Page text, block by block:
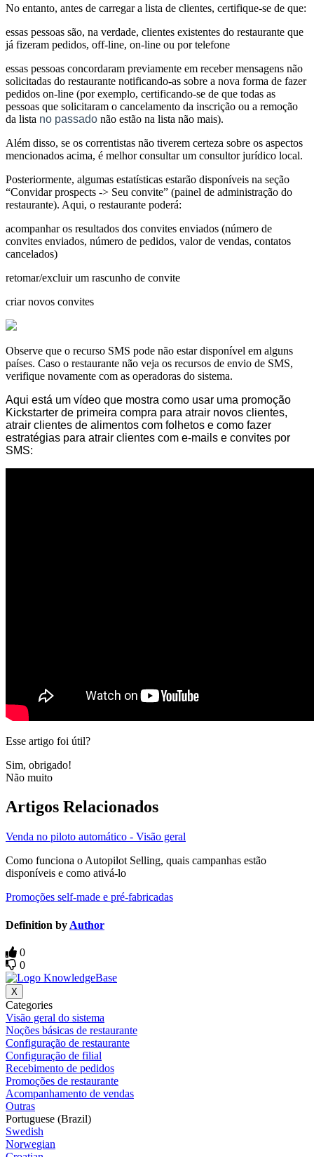
No entanto, antes de carregar a lista de clientes, certifique-se de que:
essas pessoas são, na verdade, clientes existentes do restaurante que
já fizeram pedidos, off-line, on-line ou por telefone
essas pessoas concordaram previamente em receber mensagens não
solicitadas do restaurante notificando-as sobre a nova forma de fazer
pedidos on-line (por exemplo, certificando-se de que todas as
pessoas que solicitaram o cancelamento da inscrição ou a remoção
da lista no passado não estão na lista não mais).
Além disso, se os correntistas não tiverem certeza sobre os aspectos
mencionados acima, é melhor consultar um consultor jurídico local.
Posteriormente, algumas estatísticas estarão disponíveis na seção
“Convidar prospects -> Seu convite” (painel de administração do
restaurante). Aqui, o restaurante poderá:
acompanhar os resultados dos convites enviados (número de
convites enviados, número de pedidos, valor de vendas, contatos
cancelados)
retomar/excluir um rascunho de convite
criar novos convites
Observe que o recurso SMS pode não estar disponível em alguns
países. Caso o restaurante não veja os recursos de envio de SMS,
verifique novamente com as operadoras do sistema.
Aqui está um vídeo que mostra como usar uma promoção
Kickstarter de primeira compra para atrair novos clientes,
atrair clientes de alimentos com folhetos e como fazer
estratégias para atrair clientes com e-mails e convites por
SMS:
Esse artigo foi útil?
Sim, obrigado!
Não muito
Artigos Relacionados
Venda no piloto automático - Visão geral
Como funciona o Autopilot Selling, quais campanhas estão
disponíveis e como ativá-lo
Promoções self-made e pré-fabricadas
Definition by Author
0
0
X
Categories
Visão geral do sistema
Noções básicas de restaurante
Configuração de restaurante
Configuração de filial
Recebimento de pedidos
Promoções de restaurante
Acompanhamento de vendas
Outras
Portuguese (Brazil)
Swedish
Norwegian